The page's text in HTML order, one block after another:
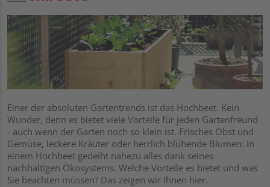
Einer der absoluten Gartentrends ist das Hochbeet. Kein
Wunder, denn es bietet viele Vorteile für jeden Gartenfreund
- auch wenn der Garten noch so klein ist. Frisches Obst und
Gemüse, leckere Kräuter oder herrlich blühende Blumen: In
einem Hochbeet gedeiht nahezu alles dank seines
nachhaltigen Ökosystems. Welche Vorteile es bietet und was
Sie beachten müssen? Das zeigen wir Ihnen hier.